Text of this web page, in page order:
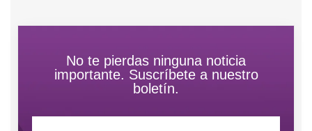
No te pierdas ninguna noticia
importante. Suscríbete a nuestro
boletín.